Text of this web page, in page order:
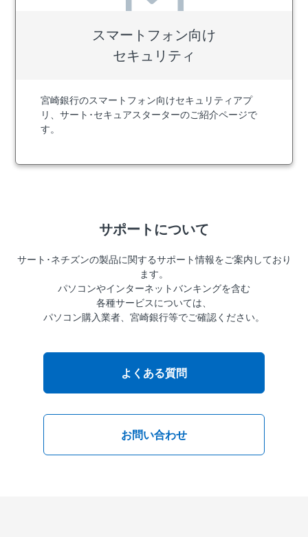
スマートフォン向け
セキュリティ
宮崎銀行のスマートフォン向けセキュリティアプ
リ、サート･セキュアスターターのご紹介ページで
す。
サポートについて
サート･ネチズンの製品に関するサポート情報をご案内しており
ます。
パソコンやインターネットバンキングを含む
各種サービスについては、
パソコン購入業者、宮崎銀行等でご確認ください。
よくある質問
お問い合わせ